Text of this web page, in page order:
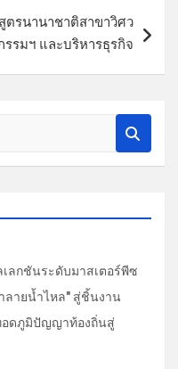
ตรนานาชาติสาขาวิศว
รรมฯ และบริหารธุรกิจ
เลกชันระดับมาสเตอร์พีซ
ลายน้ำไหล" สู่ชิ้นงาน
อดภูมิปัญญาท้องถิ่นสู่